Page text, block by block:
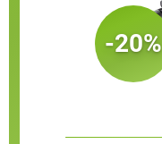
-20%